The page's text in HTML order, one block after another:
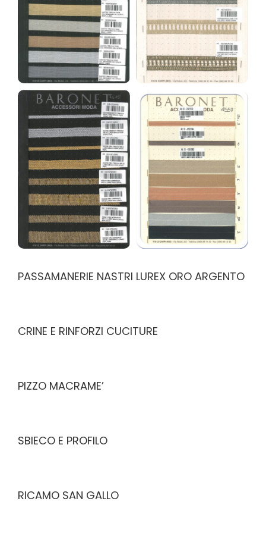
PASSAMANERIE NASTRI LUREX ORO ARGENTO
CRINE E RINFORZI CUCITURE
PIZZO MACRAME’
SBIECO E PROFILO
RICAMO SAN GALLO